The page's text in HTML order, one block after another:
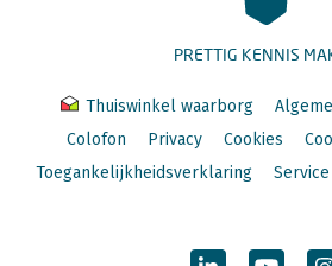
PRETTIG KENNIS
Thuiswinkel waarborg
Colofon
Privacy Cookies
Toegankelijkheidsverklaring